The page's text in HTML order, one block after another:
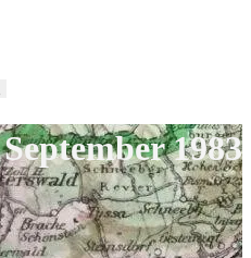
September 1983